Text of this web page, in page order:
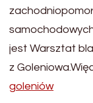
jest Warsztat
z
goleniów